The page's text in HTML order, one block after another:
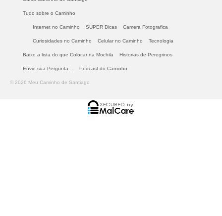
Tudo sobre o Caminho
Internet no Caminho SUPER Dicas Camera Fotografica
Curiosidades no Caminho Celular no Caminho Tecnologia
Baixe a lista do que Colocar na Mochila Historias de Peregrinos
Envie sua Pergunta… Podcast do Caminho
© 2026 Meu Caminho de Santiago